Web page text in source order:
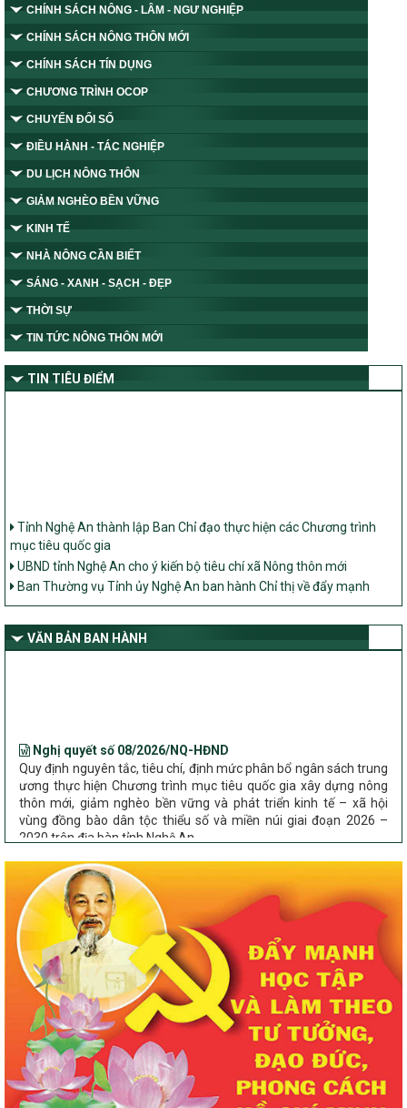
CHÍNH SÁCH NÔNG - LÂM - NGƯ NGHIỆP
CHÍNH SÁCH NÔNG THÔN MỚI
CHÍNH SÁCH TÍN DỤNG
CHƯƠNG TRÌNH OCOP
CHUYỂN ĐỔI SỐ
ĐIỀU HÀNH - TÁC NGHIỆP
DU LỊCH NÔNG THÔN
GIẢM NGHÈO BỀN VỮNG
KINH TẾ
NHÀ NÔNG CẦN BIẾT
SÁNG - XANH - SẠCH - ĐẸP
THỜI SỰ
TIN TỨC NÔNG THÔN MỚI
TIN TIÊU ĐIỂM
Tỉnh Nghệ An thành lập Ban Chỉ đạo thực hiện các Chương trình
mục tiêu quốc gia
UBND tỉnh Nghệ An cho ý kiến bộ tiêu chí xã Nông thôn mới
Ban Thường vụ Tỉnh ủy Nghệ An ban hành Chỉ thị về đẩy mạnh
thực hiện Chương trình mục tiêu quốc gia xây dựng nông thôn mới,
dân tộc thiểu số và miền núi giai đoạn 2026 – 2030 trên địa bàn tỉnh
Nghệ An
VĂN BẢN BAN HÀNH
Quy định nguyên tắc, tiêu chí, định mức phân bổ ngân sách trung
ương thực hiện Chương trình mục tiêu quốc gia xây dựng nông
thôn mới, giảm nghèo bền vững và phát triển kinh tế – xã hội
vùng đồng bào dân tộc thiểu số và miền núi giai đoạn 2026 –
2030 trên địa bàn tỉnh Nghệ An
về đẩy mạnh thực hiện Chương trình mục tiêu quốc gia xây dựng
nông thôn mới, giảm nghèo bền vững và phát triển kinh tế – xã
hội vùng đồng bào dân tộc thiểu số và miền núi giai đoạn 2026 –
2030 trên địa bàn tỉnh Nghệ An
Quyết định số 2490/QĐ-UBND
Về việc thành lập Ban Chỉ đạo Chương trình mục tiều quốc gia xây
dựng nông thôn mới, giảm nghèo bền vững và phát triển kinh tế –
xã hội vùng đồng bào dân tộc thiểu số và miền núi giai đoạn 2026
-2030 tỉnh Nghệ An
Thông tư Số 23/2026/TT-BNNMT
Thông tư Hướng dẫn thực hiện một số nội dung Chương trình
mục tiêu quốc gia xây dựng nông thôn mới, giảm nghèo bền
vững và phát triển kinh tế – xã hội vùng đồng bào dân tộc thiểu